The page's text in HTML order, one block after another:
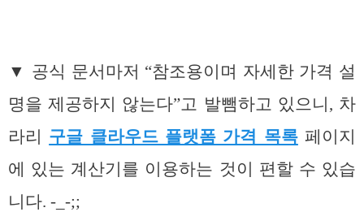
▼ 공식 문서마저 “참조용이며 자세한 가격 설
명을 제공하지 않는다”고 발뺌하고 있으니, 차
라리 구글 클라우드 플랫폼 가격 목록페이지
에 있는 계산기를 이용하는 것이 편할 수 있습
니다. -_-;;